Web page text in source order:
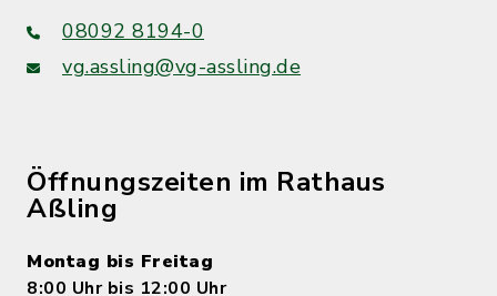
08092 8194-0
vg.assling@vg-assling.de
Öffnungszeiten im Rathaus
Aßling
Montag bis Freitag
8:00 Uhr bis 12:00 Uhr